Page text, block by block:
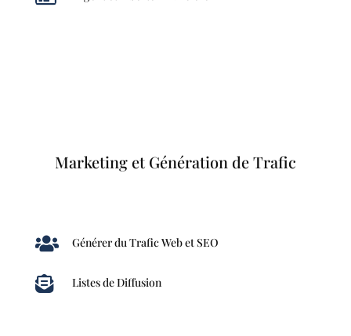
Marketing et Génération de Trafic
 Générer du Trafic Web et SEO
 Listes de Diffusion